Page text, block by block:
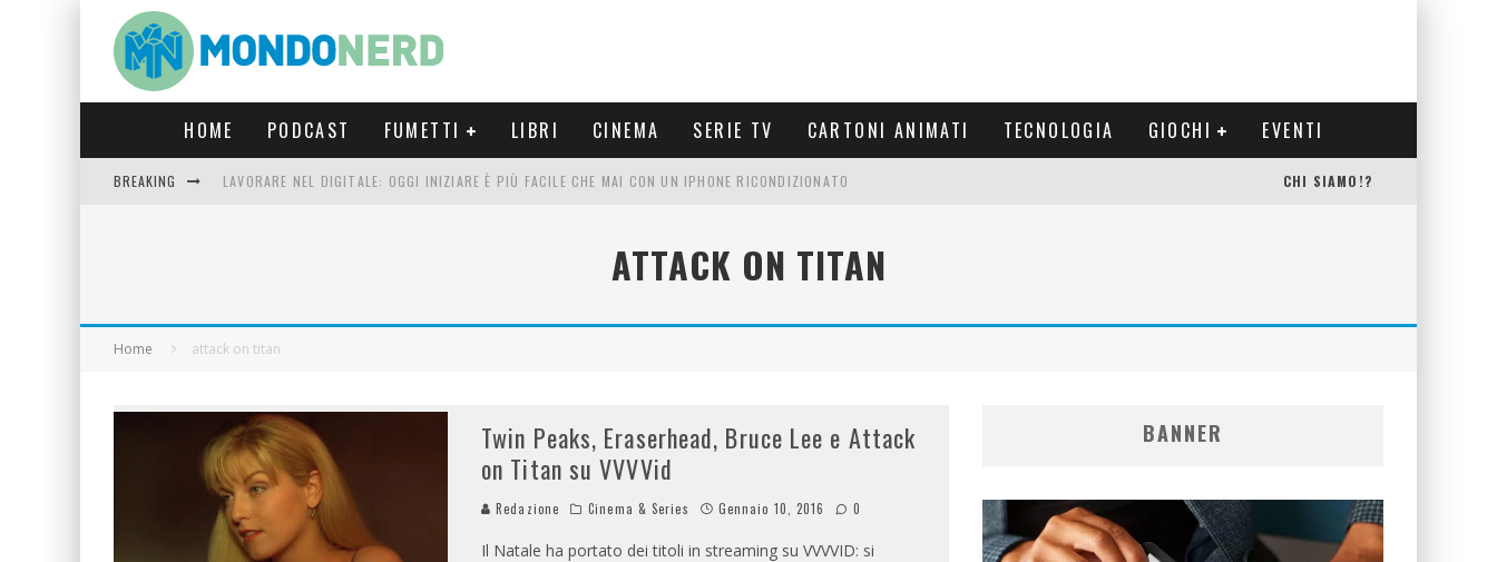
HOME PODCAST FUMETTI LIBRI CINEMA SERIE TV CARTONI ANIMATI TECNOLOGIA GIOCHI EVENTI
BREAKING LAVORARE NEL DIGITALE: OGGI INIZIARE È PIÙ FACILE CHE MAI CON UN IPHONE RICONDIZIONATO CHI SIAMO!?
ATTACK ON TITAN
Home attack on titan
Twin Peaks, Eraserhead, Bruce Lee e Attack
on Titan su VVVVid
Redazione Cinema & Series Gennaio 10, 2016 0
Il Natale ha portato dei titoli in streaming su VVVVID: si
BANNER